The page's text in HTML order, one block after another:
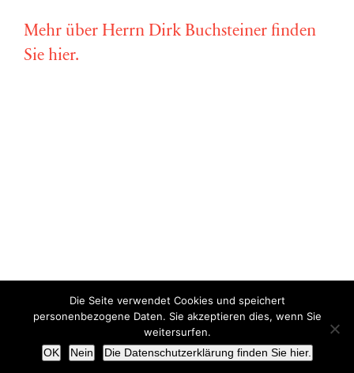
Mehr über Herrn Dirk Buchsteiner finden
Sie hier.
Copyright © Miriam Vollmer 2018-2022 |Impressum|Datenschutz
X
Die Seite verwendet Cookies und speichert
personenbezogene Daten. Sie akzeptieren dies, wenn Sie
weitersurfen.
OK
Nein Die Datenschutzerklärung finden Sie hier.